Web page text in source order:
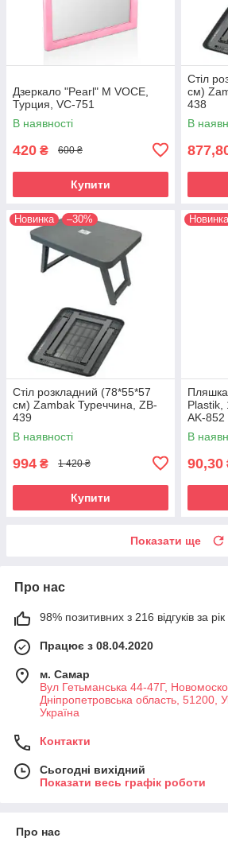
Дзеркало "Pearl" М VOCE,
Турция, VC-751
В наявності
420 ₴ 600 ₴
Купити
Стіл
см)
438
В
Новинка –30%
Стіл розкладний (78*55*57
см) Zambak Туреччина, ZB-
439
В наявності
994 ₴ 1 420 ₴
Купити
Новинка
Plastik,
AK-852
В
90,30
Показати ще
Про нас
98% позитивних з 216 відгуків за рік
Працює з 08.04.2020
м. Самар
Вул Гетьманська 44-47Г,
Днiпропетровська область, 51200,
Україна
Контакти
Сьогодні вихідний
Показати весь графік роботи
Про нас